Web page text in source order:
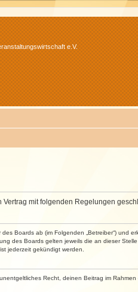
e.V.
Vertrag mit folgenden Regelungen
Boards ab (im Folgenden „Betreiber“) und
des Boards gelten jeweils die an dieser
jederzeit gekündigt werden.
Recht, deinen Beitrag im Rahmen